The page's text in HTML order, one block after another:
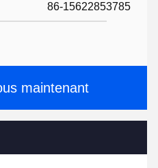
86-15622853785
maintenant